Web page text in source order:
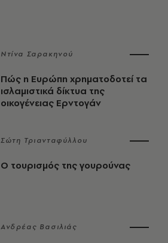
Ντίνα Σαρακηνού
Πώς η Ευρώπη χρηματοδοτεί τα
ισλαμιστικά δίκτυα της
οικογένειας Ερντογάν
Σώτη Τριανταφύλλου
Ο τουρισμός της γουρούνας
Ανδρέας Βασιλιάς